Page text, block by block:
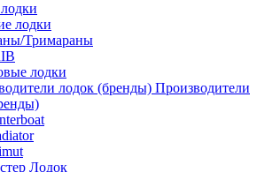
лодки
Тримараны
лодки
Производители
Лодок